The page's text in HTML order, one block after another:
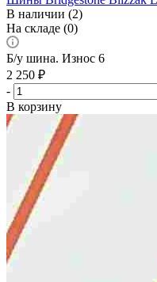
В наличии (2)
На складе (0)
Б/у шина. Износ 6
2 250 ₽
-
В корзину